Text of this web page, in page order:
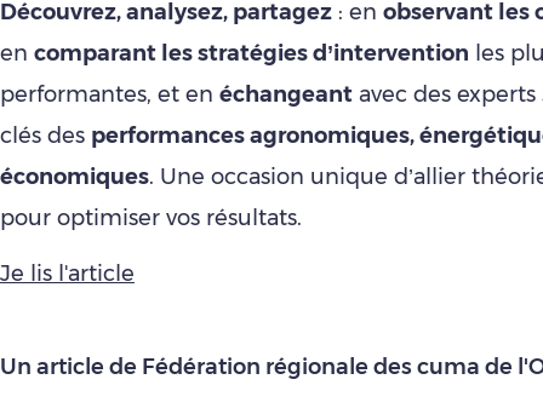
Découvrez, analysez, partagez : en observant les
en comparant les stratégies d’intervention les
performantes, et en échangeant avec des
clés des performances agronomiques,
économiques. Une occasion unique d’allier
pour optimiser vos résultats.
Je lis l'article
Un article de Fédération régionale des cuma de